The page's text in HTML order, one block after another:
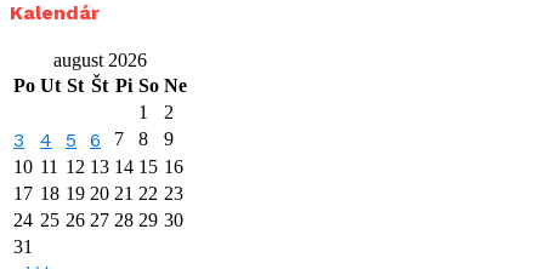
Kalendár
august 2026
Po Ut St Št Pi So Ne
1
2
3 4 5 6 7 8
9
10 11 12 13 14 15 16
17 18 19 20 21 22 23
24 25 26 27 28 29 30
31